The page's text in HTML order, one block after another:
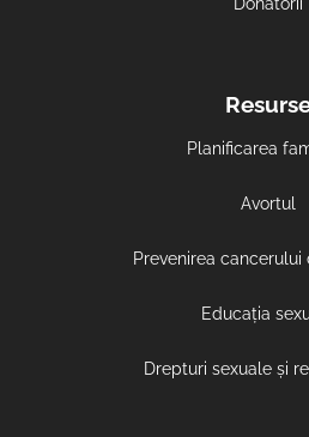
Planificarea
Avortul
Prevenirea
Educația
Drepturi sexuale și